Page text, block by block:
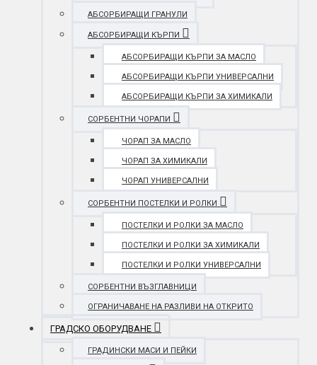
АБСОРБИРАЩИ ГРАНУЛИ
АБСОРБИРАЩИ КЪРПИ
АБСОРБИРАЩИ КЪРПИ ЗА МАСЛО
АБСОРБИРАЩИ КЪРПИ УНИВЕРСАЛНИ
АБСОРБИРАЩИ КЪРПИ ЗА ХИМИКАЛИ
СОРБЕНТНИ ЧОРАПИ
ЧОРАП ЗА МАСЛО
ЧОРАП ЗА ХИМИКАЛИ
ЧОРАП УНИВЕРСАЛНИ
СОРБЕНТНИ ПОСТЕЛКИ И РОЛКИ
ПОСТЕЛКИ И РОЛКИ ЗА МАСЛО
ПОСТЕЛКИ И РОЛКИ ЗА ХИМИКАЛИ
ПОСТЕЛКИ И РОЛКИ УНИВЕРСАЛНИ
СОРБЕНТНИ ВЪЗГЛАВНИЦИ
ОГРАНИЧАВАНЕ НА РАЗЛИВИ НА ОТКРИТО
ГРАДСКО ОБОРУДВАНЕ
ГРАДИНСКИ МАСИ И ПЕЙКИ